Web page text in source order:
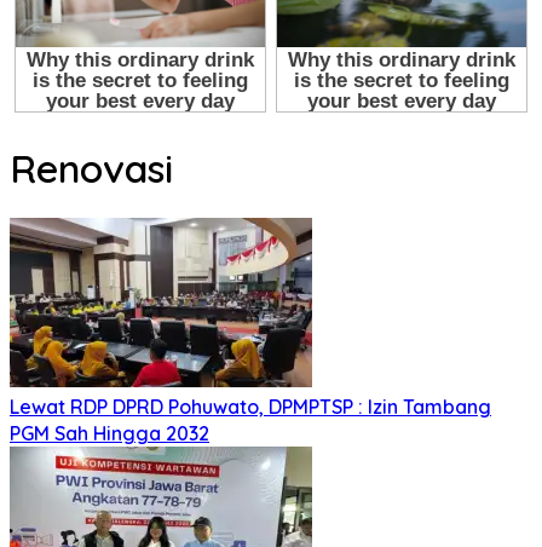
Renovasi
Lewat RDP DPRD Pohuwato, DPMPTSP : Izin Tambang
PGM Sah Hingga 2032